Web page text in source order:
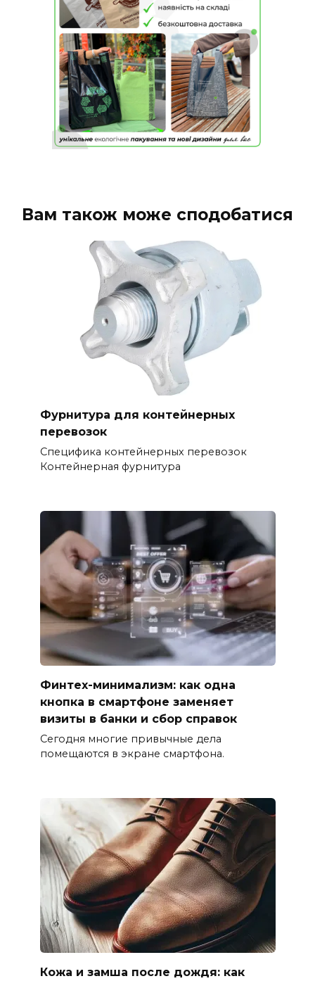
Вам також може сподобатися
Фурнитура для контейнерных
перевозок
Специфика контейнерных перевозок
Контейнерная фурнитура
Финтех-минимализм: как одна
кнопка в смартфоне заменяет
визиты в банки и сбор справок
Сегодня многие привычные дела
помещаются в экране смартфона.
Кожа и замша после дождя: как